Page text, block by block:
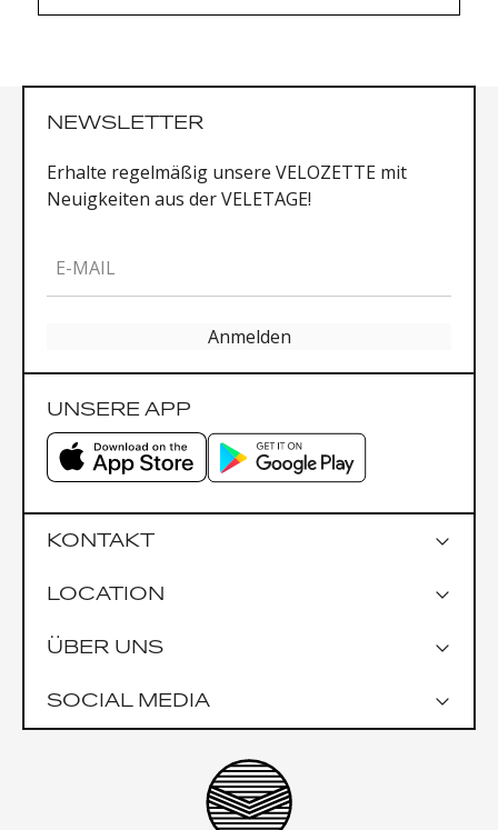
NEWSLETTER
Erhalte regelmäßig unsere VELOZETTE mit
Neuigkeiten aus der VELETAGE!
E-MAIL
Anmelden
UNSERE APP
KONTAKT
LOCATION
Google Maps
Garage Praterstrasse 1
ÜBER UNS
SOCIAL MEDIA